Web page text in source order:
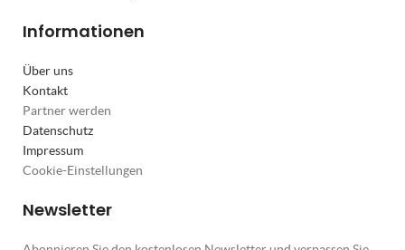
Informationen
Über uns
Kontakt
Partner werden
Datenschutz
Impressum
Cookie-Einstellungen
Newsletter